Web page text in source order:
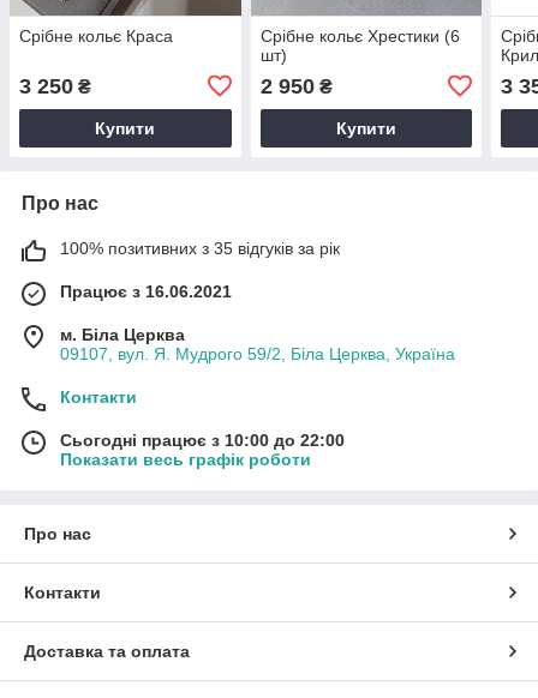
Срібне кольє Краса
3 250 ₴
Купити
Срібне кольє Хрестики (6
шт)
2 950₴
Купити
3
Про нас
100% позитивних з 35 відгуків за рік
Працює з 16.06.2021
м. Біла Церква
09107, вул. Я. Мудрого 59/2, Біла Церква, Україна
Контакти
Сьогодні працює з 10:00 до 22:00
Показати весь графік роботи
Про нас
Контакти
Доставка та оплата